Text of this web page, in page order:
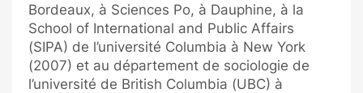
Bordeaux, à Sciences Po, à Dauphine, à la
School of International and Public Affairs
(SIPA) de l’université Columbia à New York
(2007) et au département de sociologie de
l’université de British Columbia (UBC) à